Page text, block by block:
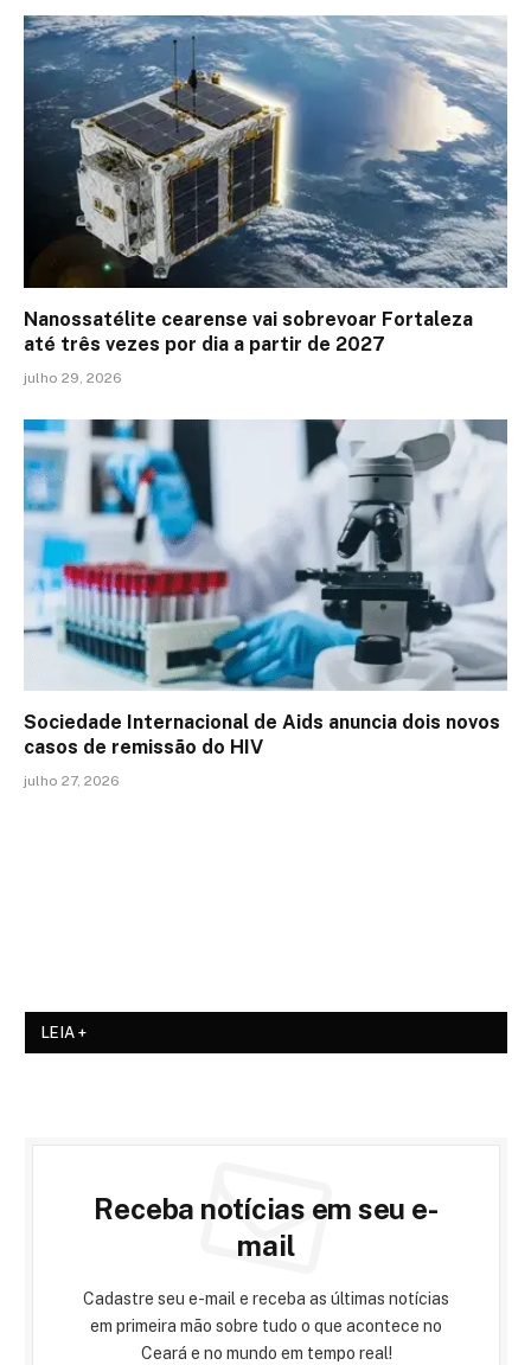
Nanossatélite cearense vai sobrevoar Fortaleza
até três vezes por dia a partir de 2027
julho 29, 2026
Sociedade Internacional de Aids anuncia dois novos
casos de remissão do HIV
julho 27, 2026
LEIA +
Receba notícias em seu e-
mail
Cadastre seu e-mail e receba as últimas notícias
em primeira mão sobre tudo o que acontece no
Ceará e no mundo em tempo real!